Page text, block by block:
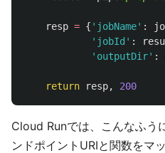
resp = { ' jobName' :
' jobId ' :
' outputDir' :
return resp, 200
Cloud Runでは、こんなふう
ンドポイントURIと関数をマ